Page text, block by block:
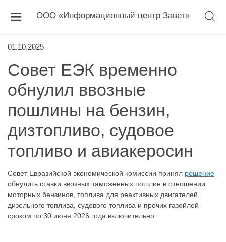
ООО «Информационный центр Завет»
01.10.2025
Совет ЕЭК временно
обнулил ввозные
пошлины на бензин,
дизтопливо, судовое
топливо и авиакеросин
Совет Евразийской экономической комиссии принял решение
обнулить ставки ввозных таможенных пошлин в отношении
моторных бензинов, топлива для реактивных двигателей,
дизельного топлива, судового топлива и прочих газойлей
сроком по 30 июня 2026 года включительно.